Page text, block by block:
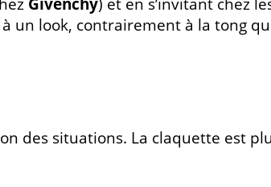
un look, contrairement à la tong
des situations. La claquette est